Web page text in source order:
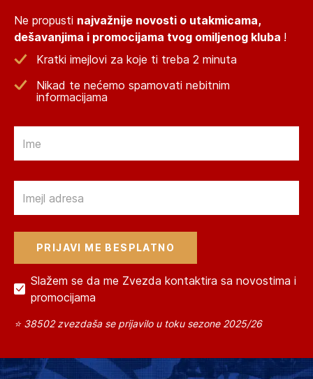
Ne propusti najvažnije novosti o utakmicama,
dešavanjima i promocijama tvog omiljenog kluba !
Kratki imejlovi za koje ti treba 2 minuta
Nikad te nećemo spamovati nebitnim
informacijama
Slažem se da me Zvezda kontaktira sa novostima i
promocijama
⭐ 38502 zvezdaša se prijavilo u toku sezone 2025/26